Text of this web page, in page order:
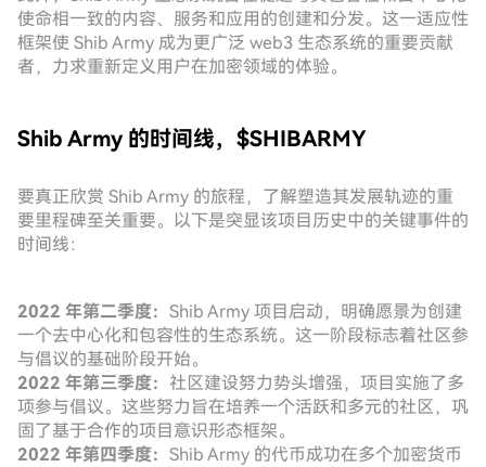
使命相一致的内容、服务和应用的创建和分发。这一适应性
框架使 Shib Army 成为更广泛 web3 生态系统的重要贡献
者，力求重新定义用户在加密领域的体验。
Shib Army 的时间线，$SHIBARMY
要真正欣赏 Shib Army 的旅程，了解塑造其发展轨迹的重
要里程碑至关重要。以下是突显该项目历史中的关键事件的
时间线：
2022 年第二季度： Shib Army 项目启动，明确愿景为创建
一个去中心化和包容性的生态系统。这一阶段标志着社区参
与倡议的基础阶段开始。
2022 年第三季度： 社区建设努力势头增强，项目实施了多
项参与倡议。这些努力旨在培养一个活跃和多元的社区，巩
固了基于合作的项目意识形态框架。
2022 年第四季度： Shib Army 的代币成功在多个加密货币